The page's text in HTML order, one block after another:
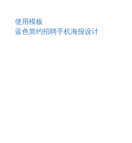
使用模板
蓝色简约招聘手机海报设计